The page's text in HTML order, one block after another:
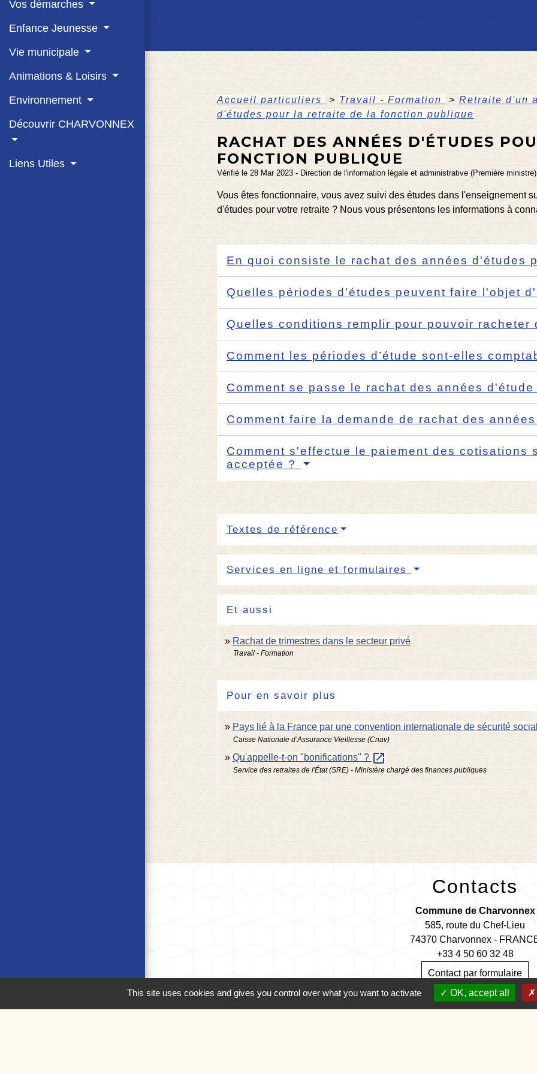
Vos démarches
Enfance Jeunesse
Vie municipale
Animations & Loisirs
Environnement
Découvrir CHARVONNEX
Liens Utiles
Accueil particuliers > Travail - Formation > Retraite d'un
d'études pour la retraite de la fonction publique
RACHAT DES ANNÉES D'ÉTUDES
FONCTION PUBLIQUE
Vérifié le 28 Mar 2023 - Direction de l'information légale et administrative (Première ministre)
Vous êtes fonctionnaire, vous avez suivi des études dans l'enseignement
d'études pour votre retraite ? Nous vous présentons les informations à
En quoi consiste le rachat des années d'études
Quelles périodes d'études peuvent faire l'objet
Quelles conditions remplir pour pouvoir racheter
Comment les périodes d’étude sont-elles
Comment se passe le rachat des années
Comment faire la demande de rachat des
Comment s'effectue le paiement des cotisations
acceptée ?
Textes de référence
Services en ligne et formulaires
Et aussi
Rachat de trimestres dans le secteur privé
Travail - Formation
Pour en savoir plus
Pays lié à la France par une convention internationale de sécurité
Caisse Nationale d’Assurance Vieillesse (Cnav)
Qu'appelle-t-on "bonifications" ? open_in_new
Service des retraites de l'État (SRE) - Ministère chargé des finances publiques
Contacts
Commune de Charvonnex
585, route du Chef-Lieu
74370 Charvonnex -
+33 4 50 60 32 48
Contact par formulaire
This site uses cookies and gives you control over what you want to activate OK, accept all